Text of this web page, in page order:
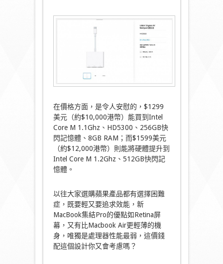
在價格方面，是令人安慰的，$1299
美元（約$10,000港幣）能買到Intel
Core M 1.1Ghz、HD5300、256GB快
閃記憶體、8GB RAM；而$1599美元
（約$12,000港幣）則能將硬體提升到
Intel Core M 1.2Ghz、512GB快閃記
憶體。
以往大家選購蘋果產品都有選擇困難
症，既要輕又要追求效能，新
MacBook集結Pro的優點如Retina屏
幕，又有比Macbook Air更輕薄的機
身，唯獨是處理器性能最弱，這價錢
配這個設計你又會考慮嗎？